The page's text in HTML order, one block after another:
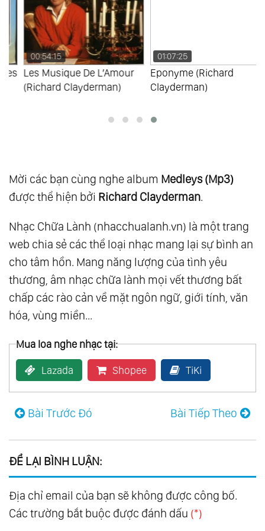
109. Memories As Time Goes By Vol.1
110. Memories As Time Goes By Vol.2
111.Essential 20
112.Give A Little Time To Your Love Vol.1
113.Give A Little Time To Your Love Vol.2
118. The Piano Man Vol.1
119.
The Piano Man Vol.2
120.Diamonds Melodies Vol.4
121.Forever My Way
122.From This Moment On
123.Mon Amour
124.Piano
125.Som Livre Vol.1
126.Som Livre Vol.2
127.Som Livre Vol.3
128.Som Livre Vol.4
130. Bon-Bons
132.Colorful Favorites
133.Down Under Favorites
134. Exotic Favorites
135.Favorites For Young Lovers
00:54:15
Les Musique De L’Amour
(Richard Clayderman)
01:07:25
Eponyme (Richard
Clayderman)
Mời các bạn cùng nghe album Medleys (Mp3)
được thể hiện bởi Richard Clayderman.
Nhạc Chữa Lành (nhacchualanh.vn) là một trang
web chia sẻ các thể loại nhạc mang lại sự bình an
cho tâm hồn. Mang năng lượng của tình yêu
thương, âm nhạc chữa lành mọi vết thương bất
chấp các rào cản về mặt ngôn ngữ, giới tính, văn
hóa, vùng miền...
Mua loa nghe nhạc tại:
Lazada Shopee TiKi
Bài Trước Đó Bài Tiếp Theo
ĐỂ LẠI BÌNH LUẬN:
Địa chỉ email của bạn sẽ không được công bố.
Các trường bắt buộc được đánh dấu (*)